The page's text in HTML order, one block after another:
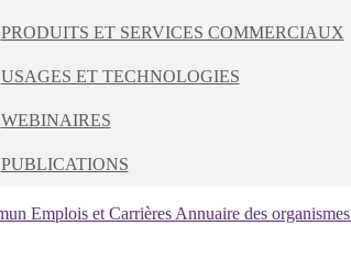
PRODUITS ET SERVICES COMMERCIAUX
USAGES ET TECHNOLOGIES
WEBINAIRES
PUBLICATIONS
Emplois et Carrières Annuaire des organismes